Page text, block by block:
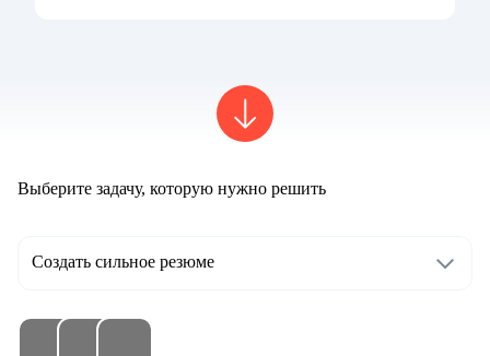
Выберите задачу, которую нужно решить
Создать сильное резюме